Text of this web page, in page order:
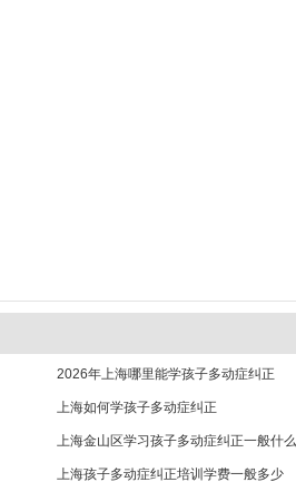
2026年上海哪里能学孩子多动症纠正
上海如何学孩子多动症纠正
上海金山区学习孩子多动症纠正一般什
上海孩子多动症纠正培训学费一般多少